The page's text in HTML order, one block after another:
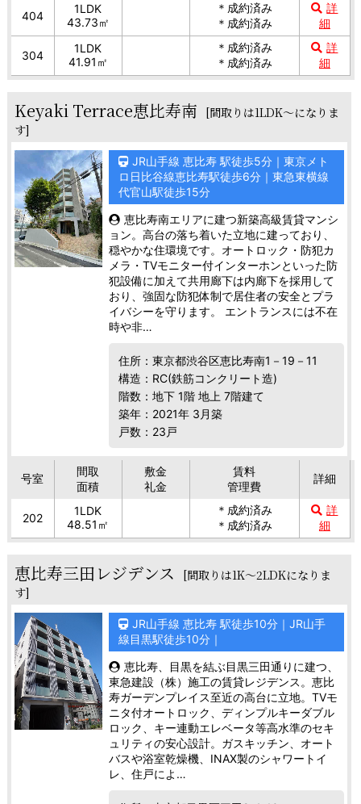
404
1LDK
43.73㎡
＊成約済み
＊成約済み
詳
細
304
1LDK
41.91㎡
＊成約済み
＊成約済み
詳
細
Keyaki Terrace恵比寿南 [間取りは1LDK～になりま
す]
JR山手線 恵比寿 駅徒歩5分｜東京メト
ロ日比谷線恵比寿駅徒歩6分｜東急東横線
代官山駅徒歩15分
恵比寿南エリアに建つ新築高級賃貸マンシ
ョン。高台の落ち着いた立地に建っており、
穏やかな住環境です。オートロック・防犯カ
メラ・TVモニター付インターホンといった防
犯設備に加えて共用廊下は内廊下を採用して
おり、強固な防犯体制で居住者の安全とプラ
イバシーを守ります。 エントランスには不在
時や非…
住所：東京都渋谷区恵比寿南1－19－11
構造：RC(鉄筋コンクリート造)
階数：地下 1階 地上 7階建て
築年：2021年 3月築
戸数：23戸
号室
間取
面積
敷金
礼金
賃料
管理費
詳細
202
1LDK
48.51㎡
＊成約済み
＊成約済み
詳
細
恵比寿三田レジデンス
[間取りは1K～2LDKになりま
す]
JR山手線 恵比寿 駅徒歩10分｜JR山手
線目黒駅徒歩10分｜
恵比寿、目黒を結ぶ目黒三田通りに建つ、
東急建設（株）施工の賃貸レジデンス。恵比
寿ガーデンプレイス至近の高台に立地。TVモ
ニタ付オートロック、ディンプルキーダブル
ロック、キー連動エレベータ等高水準のセキ
ュリティの安心設計。ガスキッチン、オート
バスや浴室乾燥機、INAX製のシャワートイ
レ、住戸によ…